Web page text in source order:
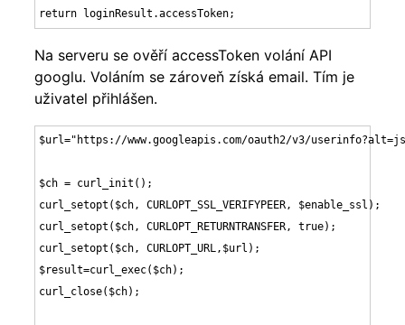
return loginResult.accessToken;
Na serveru se ověří accessToken volání API
googlu. Voláním se zároveň získá email. Tím je
uživatel přihlášen.
$url="https://www.googleapis.com/oauth2/v3/
$ch = curl_init();
curl_setopt($ch, CURLOPT_SSL_VERIFYPEER, $enable_ssl);
curl_setopt($ch, CURLOPT_RETURNTRANSFER, true);
curl_setopt($ch, CURLOPT_URL,$url);
$result=curl_exec($ch);
curl_close($ch);